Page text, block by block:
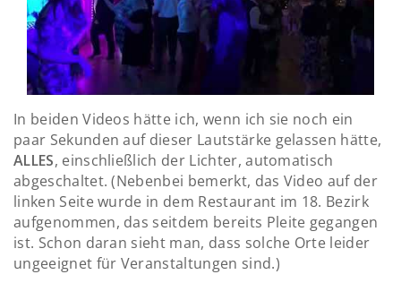
In beiden Videos hätte ich, wenn ich sie noch ein
paar Sekunden auf dieser Lautstärke gelassen hätte,
ALLES, einschließlich der Lichter, automatisch
abgeschaltet. (Nebenbei bemerkt, das Video auf der
linken Seite wurde in dem Restaurant im 18. Bezirk
aufgenommen, das seitdem bereits Pleite gegangen
ist. Schon daran sieht man, dass solche Orte leider
ungeeignet für Veranstaltungen sind.)